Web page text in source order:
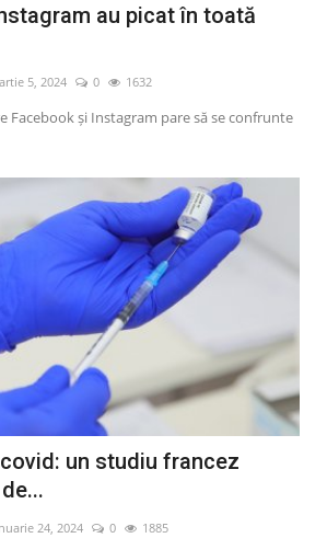
au picat în toată
5, 2024 0 1632
Facebook și Instagram pare să se confrunte
un studiu francez
24, 2024 0 1885